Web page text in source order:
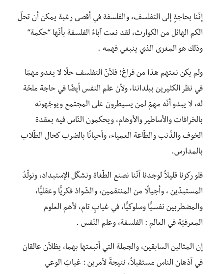
إنّنا بحاجةٍ إلى التفلسف، والفلسفة في أقصى رغبة يمكن أن تحلّ
الكم الهائل من الكوارث، لقد نعت آباءُ الفلسفة بأنّها “حكمة“
وذلك هو المغزى الذي ينبغي فهمه .
ولم يكن نعتهم هذا من فراغ؛ فلأنّ التفلسف حلًا لا يغدو مهمّا
في نظر الكثيرين ببلداننا، ولأن علم النفس أيضًا في حاجة ملحّة
له، لا يبدو أنّه مهمّ لمن يسيطرون على المجتمع ويوجّهونه
بالخرافات والأساطير والأوهام، ويحكمون النّاس فيه بعقدة
الخوف والذّنب والطّاعة العمياء، وأحيانًا بالضرب كحال الطّلاب
بالمدارس.
فلو ركزنا قليلاً لوجدنا أنّنا نصنع الطّغاة ونشكّل الإستبداد، ونولّدُ
المستبدّين ، وأجيالًا من المنتقمين، والشّواذ فكريًّا وعقليًّا،
والمضطربين نفسيًّا وسلوكيًّا، في غيابٍ تام، لأهم العلوم
المعرفيّة في العالم : الفلسفة، وعلم النّفس .
إن المثالين السابقين، والجملة التي أتبعتها بهما، يظلاّن عالقان
في أذهان الناس مستقبلاً، نتيجةً لأمرين : غيابُ الوعي